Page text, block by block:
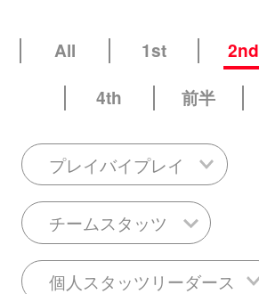
All 1st 2nd
4th
前半
プレイバイプレイ
チームスタッツ
個人スタッツリーダース